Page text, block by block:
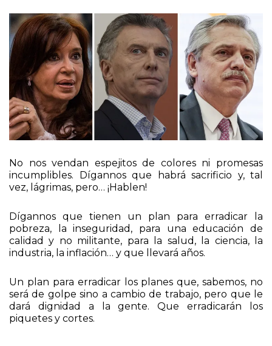
No nos vendan espejitos de colores ni promesas
incumplibles. Dígannos que habrá sacrificio y, tal
vez, lágrimas, pero… ¡Hablen!
Dígannos que tienen un plan para erradicar la
pobreza, la inseguridad, para una educación de
calidad y no militante, para la salud, la ciencia, la
industria, la inflación… y que llevará años.
Un plan para erradicar los planes que, sabemos, no
será de golpe sino a cambio de trabajo, pero que le
dará dignidad a la gente. Que erradicarán los
piquetes y cortes.